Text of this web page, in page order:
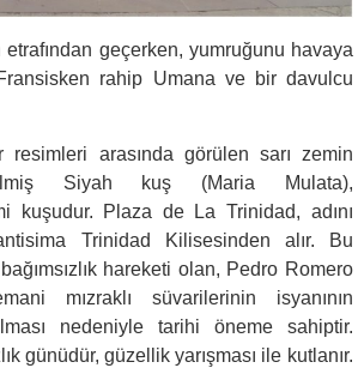
etrafından geçerken, yumruğunu havaya
Fransisken rahip Umana ve bir davulcu
resimleri arasında görülen sarı zemin
Siyah kuş (Maria Mulata),
kuşudur. Plaza de La Trinidad, adını
Trinidad Kilisesinden alır. Bu
hareketi olan, Pedro Romero
mızraklı süvarilerinin isyanının
nedeniyle tarihi öneme sahiptir.
günüdür, güzellik yarışması ile kutlanır.